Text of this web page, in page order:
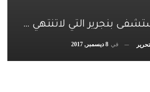
بنجرير التي لاتنتهي …
في 8 ديسمبر, 2017